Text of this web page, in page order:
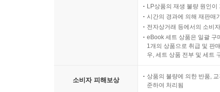
LP상품의 재생 불량 원인
시간의 경과에 의해 재판매
전자상거래 등에서의 소비
eBook 세트 상품은 일괄 구
1개의 상품으로 취급 및 판
우, 세트 상품 전부 및 세트
소비자 피해보상
상품의 불량에 의한 반품,
준하여 처리됨